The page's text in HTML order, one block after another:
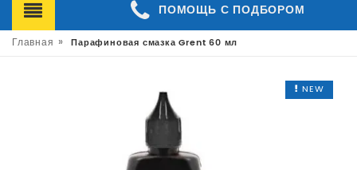
ПОМОЩЬ С ПОДБОРОМ
Главная » Парафиновая смазка Grent 60 мл
NEW